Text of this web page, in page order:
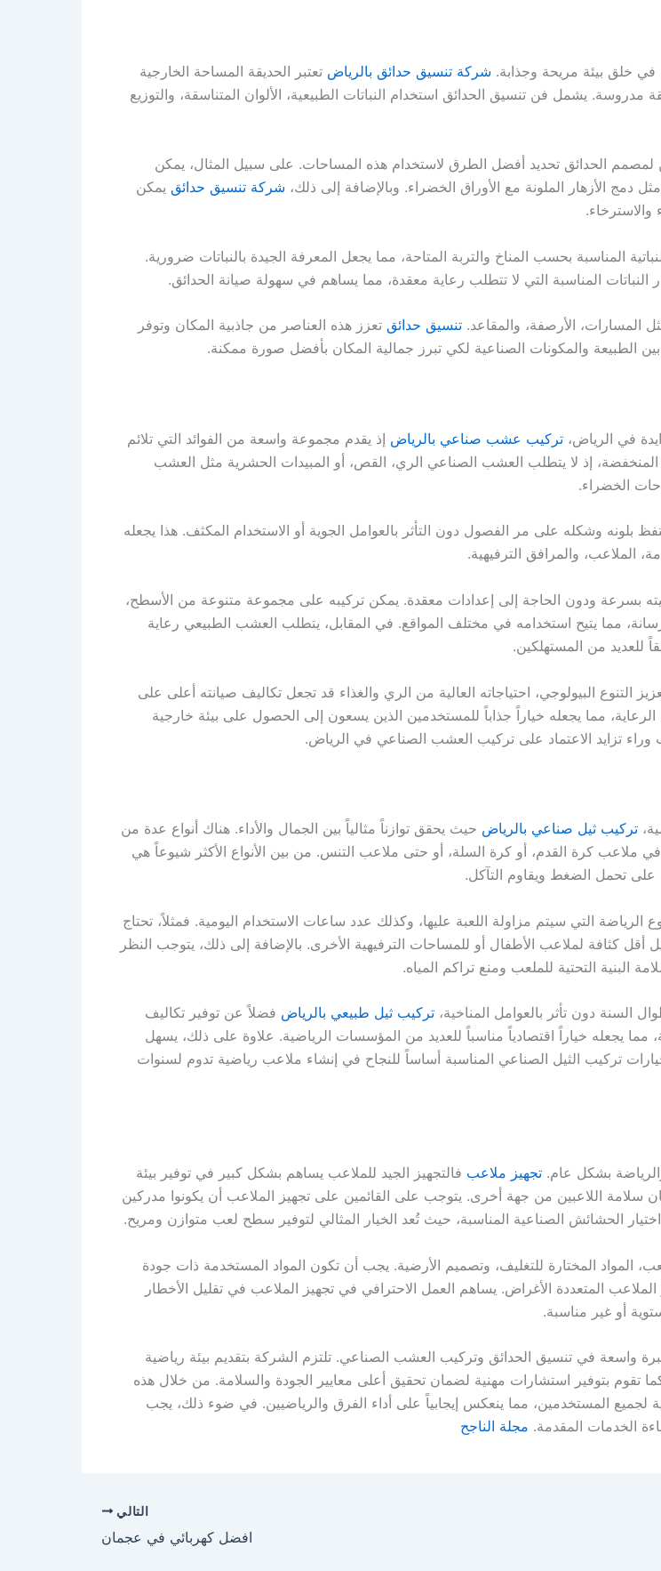
خلق بيئة مريحة وجذابة. شركة تنسيق حدائق بالرياض تعتبر الحديقة المساحة الخارجية
يشمل فن تنسيق الحدائق استخدام النباتات الطبيعية، الألوان المتناسقة، والتوزيع
الحدائق تحديد أفضل الطرق لاستخدام هذه المساحات. على سبيل المثال، يمكن
دمج الأزهار الملونة مع الأوراق الخضراء. وبالإضافة إلى ذلك، شركة تنسيق حدائق يمكن
والاسترخاء.
المناسبة بحسب المناخ والتربة المتاحة، مما يجعل المعرفة الجيدة بالنباتات ضرورية.
النباتات المناسبة التي لا تتطلب رعاية معقدة، مما يساهم في سهولة صيانة الحدائق.
المسارات، الأرصفة، والمقاعد. تنسيق حدائق تعزز هذه العناصر من جاذبية المكان وتوفر
الطبيعة والمكونات الصناعية لكي تبرز جمالية المكان بأفضل صورة ممكنة.
في الرياض، تركيب عشب صناعي بالرياض إذ يقدم مجموعة واسعة من الفوائد التي تلائم
إذ لا يتطلب العشب الصناعي الري، القص، أو المبيدات الحشرية مثل العشب
الخضراء.
بلونه وشكله على مر الفصول دون التأثر بالعوامل الجوية أو الاستخدام المكثف. هذا يجعله
الملاعب، والمرافق الترفيهية.
بسرعة ودون الحاجة إلى إعدادات معقدة. يمكن تركيبه على مجموعة متنوعة من الأسطح،
مما يتيح استخدامه في مختلف المواقع. في المقابل، يتطلب العشب الطبيعي رعاية
للعديد من المستهلكين.
التنوع البيولوجي، احتياجاته العالية من الري والغذاء قد تجعل تكاليف صيانته أعلى على
مما يجعله خياراً جذاباً للمستخدمين الذين يسعون إلى الحصول على بيئة خارجية
وراء تزايد الاعتماد على تركيب العشب الصناعي في الرياض.
تركيب ثيل صناعي بالرياض حيث يحقق توازناً مثالياً بين الجمال والأداء. هناك أنواع عدة من
ملاعب كرة القدم، أو كرة السلة، أو حتى ملاعب التنس. من بين الأنواع الأكثر شيوعاً هي
على تحمل الضغط ويقاوم التآكل.
التي سيتم مزاولة اللعبة عليها، وكذلك عدد ساعات الاستخدام اليومية. فمثلاً، تحتاج
كثافة لملاعب الأطفال أو للمساحات الترفيهية الأخرى. بالإضافة إلى ذلك، يتوجب النظر
التحتية للملعب ومنع تراكم المياه.
السنة دون تأثر بالعوامل المناخية، تركيب ثيل طبيعي بالرياض فضلاً عن توفير تكاليف
مما يجعله خياراً اقتصادياً مناسباً للعديد من المؤسسات الرياضية. علاوة على ذلك، يسهل
تركيب الثيل الصناعي المناسبة أساساً للنجاح في إنشاء ملاعب رياضية تدوم لسنوات
بشكل عام. تجهيز ملاعب فالتجهيز الجيد للملاعب يساهم بشكل كبير في توفير بيئة
سلامة اللاعبين من جهة أخرى. يتوجب على القائمين على تجهيز الملاعب أن يكونوا مدركين
الحشائش الصناعية المناسبة، حيث تُعد الخيار المثالي لتوفير سطح لعب متوازن ومريح.
المواد المختارة للتغليف، وتصميم الأرضية. يجب أن تكون المواد المستخدمة ذات جودة
المتعددة الأغراض. يساهم العمل الاحترافي في تجهيز الملاعب في تقليل الأخطار
أو غير مناسبة.
واسعة في تنسيق الحدائق وتركيب العشب الصناعي. تلتزم الشركة بتقديم بيئة رياضية
تقوم بتوفير استشارات مهنية لضمان تحقيق أعلى معايير الجودة والسلامة. من خلال هذه
المستخدمين، مما ينعكس إيجابياً على أداء الفرق والرياضيين. في ضوء ذلك، يجب
الخدمات المقدمة. مجلة الناجح
التالي
افضل كهربائي في عجمان